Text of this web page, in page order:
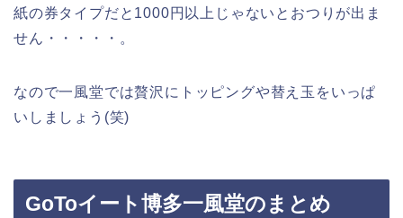
紙の券タイプだと1000円以上じゃないとおつりが出ま
せん・・・・・。
なので一風堂では贅沢にトッピングや替え玉をいっぱ
いしましょう(笑)
GoToイート博多一風堂のまとめ